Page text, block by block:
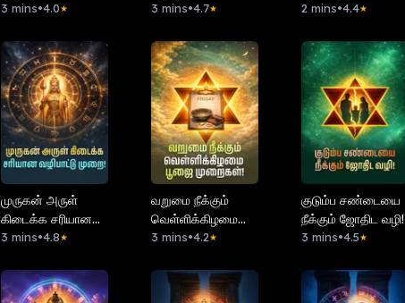
ரகசியம்!
3 mins•4.0★ 3 mins•4.7★ 2 mins•4.4★
முருகன் அருள்
கிடைக்க சரியான
வழிபாட்டு முறை!
3 mins•4.8★
வறுமை நீக்கும்
வெள்ளிக்கிழமை
பூஜை முறைகள்!
3 mins•4.2★
குடும்ப சண்டையை
நீக்கும் ஜோதிட வழி!
3 mins•4.5★